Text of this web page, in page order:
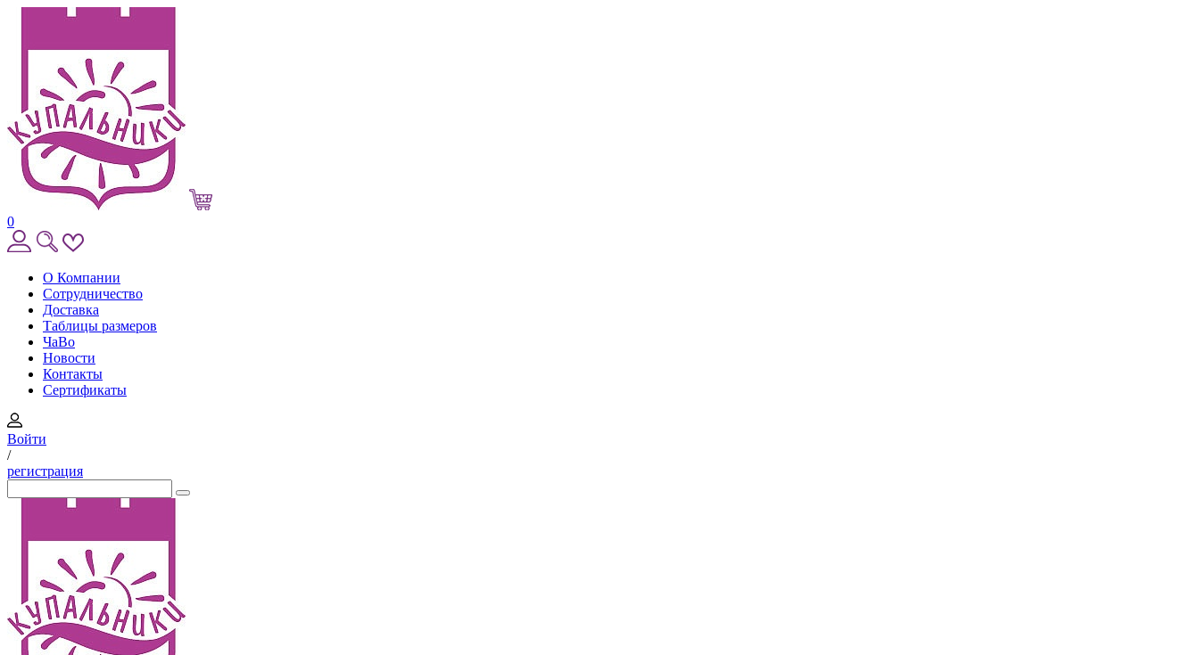
0
О Компании
Сотрудничество
Доставка
Таблицы размеров
ЧаВо
Новости
Контакты
Сертификаты
Войти
/
регистрация